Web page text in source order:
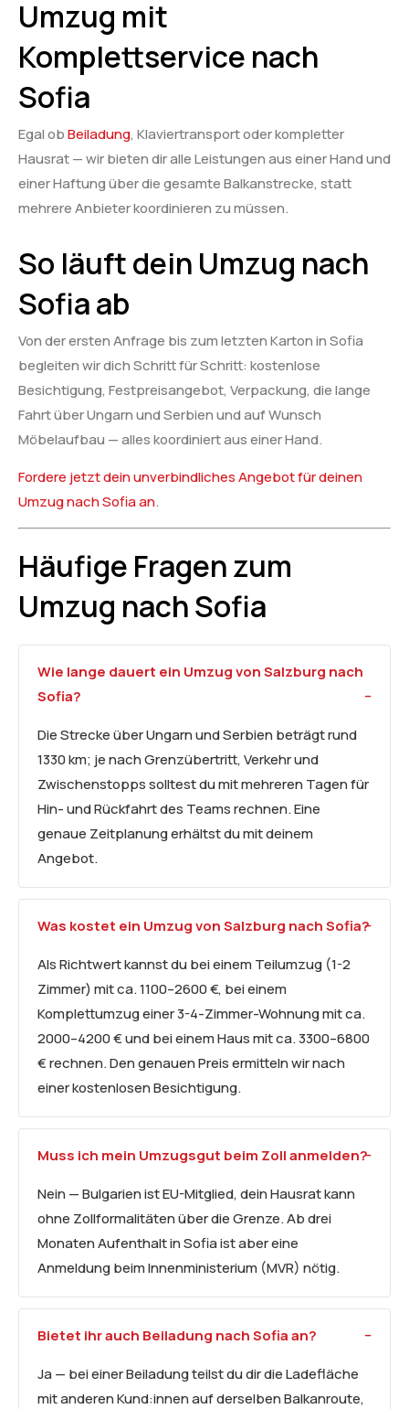
Umzug mit
Komplettservice nach
Sofia
Egal obBeiladung, Klaviertransport oder kompletter
Hausrat — wir bieten dir alle Leistungen aus einer Hand und
einer Haftung über die gesamte Balkanstrecke, statt
mehrere Anbieter koordinieren zu müssen.
So läuft dein Umzug nach
Sofia ab
Von der ersten Anfrage bis zum letzten Karton in Sofia
begleiten wir dich Schritt für Schritt: kostenlose
Besichtigung, Festpreisangebot, Verpackung, die lange
Fahrt über Ungarn und Serbien und auf Wunsch
Möbelaufbau — alles koordiniert aus einer Hand.
Fordere jetzt dein unverbindliches Angebot für deinen
Umzug nach Sofia an.
Häufige Fragen zum
Umzug nach Sofia
Wie lange dauert ein Umzug von Salzburg nach
Sofia?
Die Strecke über Ungarn und Serbien beträgt rund
1330 km; je nach Grenzübertritt, Verkehr und
Zwischenstopps solltest du mit mehreren Tagen für
Hin- und Rückfahrt des Teams rechnen. Eine
genaue Zeitplanung erhältst du mit deinem
Angebot.
Was kostet ein Umzug von Salzburg nach Sofia?
Als Richtwert kannst du bei einem Teilumzug (1-2
Zimmer) mit ca. 1100–2600 €, bei einem
Komplettumzug einer 3-4-Zimmer-Wohnung mit ca.
2000–4200 € und bei einem Haus mit ca. 3300–6800
€ rechnen. Den genauen Preis ermitteln wir nach
einer kostenlosen Besichtigung.
Muss ich mein Umzugsgut beim Zoll anmelden?
Nein — Bulgarien ist EU-Mitglied, dein Hausrat kann
ohne Zollformalitäten über die Grenze. Ab drei
Monaten Aufenthalt in Sofia ist aber eine
Anmeldung beim Innenministerium (MVR) nötig.
Bietet ihr auch Beiladung nach Sofia an?
Ja — bei einer Beiladung teilst du dir die Ladefläche
mit anderen Kund:innen auf derselben Balkanroute,